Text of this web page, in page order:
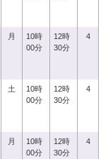
月
10時
00分
12時
30分
4
土
10時
00分
12時
30分
4
月
10時
00分
12時
30分
4